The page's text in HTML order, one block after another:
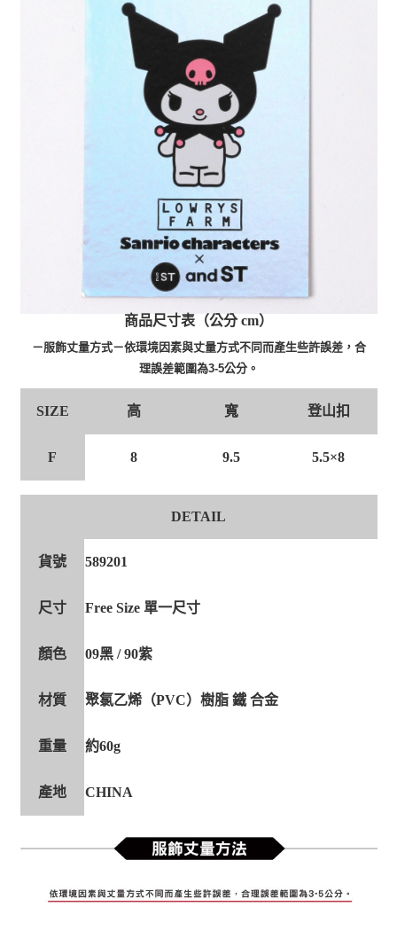
商品尺寸表（公分 cm）
－服飾丈量方式－依環境因素與丈量方式不同而產生些許誤差，合
理誤差範圍為3-5公分。
SIZE 高 寬 登山扣
F 8 9.5 5.5×8
DETAIL
貨號 589201
尺寸 Free Size 單一尺寸
顏色 09黑 / 90紫
材質 聚氯乙烯（PVC）樹脂 鐵 合金
重量 約60g
產地 CHINA